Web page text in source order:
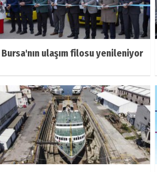
Bursa'nın ulaşım filosu yenileniyor